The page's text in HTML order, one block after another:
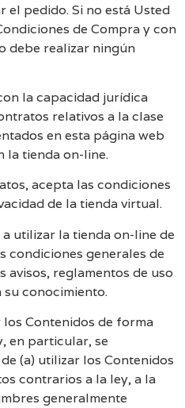
el pedido. Si no está Usted
de Compra y con
debe realizar ningún
la capacidad jurídica
relativos a la clase
en esta página web
la tienda on-line.
acepta las condiciones
de la tienda virtual.
utilizar la tienda on-line de
condiciones generales de
avisos, reglamentos de uso
conocimiento.
Contenidos de forma
en particular, se
(a) utilizar los Contenidos
contrarios a la ley, a la
generalmente